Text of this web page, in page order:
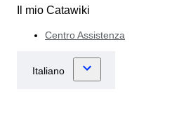
Il mio Catawiki
Centro Assistenza